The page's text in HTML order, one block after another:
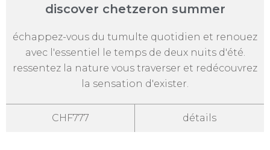
discover chetzeron summer
échappez-vous du tumulte quotidien et renouez
avec l'essentiel le temps de deux nuits d'été.
ressentez la nature vous traverser et redécouvrez
la sensation d'exister.
CHF777 détails